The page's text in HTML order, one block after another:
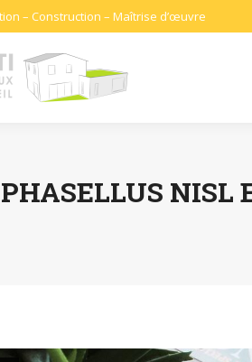
– Construction – Maîtrise d’œuvre
PHASELLUS NISL